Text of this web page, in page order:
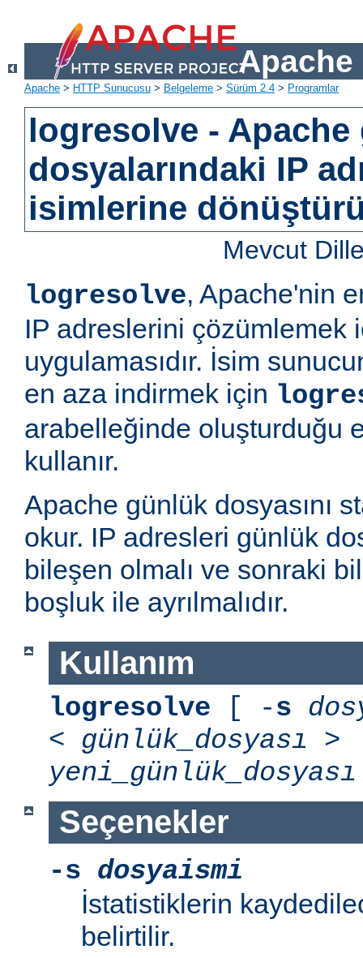
Apache
Apache > HTTP Sunucusu > Belgeleme > Sürüm 2.4 > Programlar
logresolve -
dosyalarındaki IP
isimlerine
Mevcut
logresolve, Apache'nin
IP adreslerini çözümlemek
uygulamasıdır. İsim
en aza indirmek için
arabelleğinde oluşturduğu
kullanır.
Apache günlük dosyasını
okur. IP adresleri günlük
bileşen olmalı ve sonraki
boşluk ile ayrılmalıdır.
Kullanım
logresolve [ -s
< günlük_dosyası >
yeni_günlük_dosyası
Seçenekler
-s dosyaismi
İstatistiklerin
belirtilir.